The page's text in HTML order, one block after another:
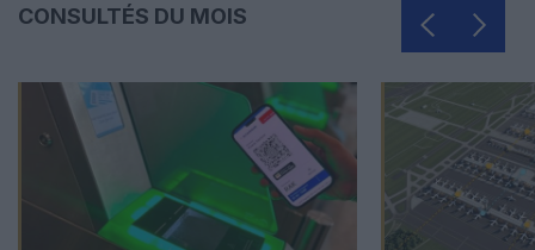
CONSULTÉS DU MOIS